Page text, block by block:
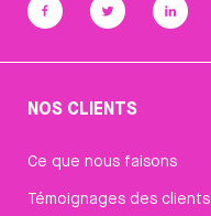
NOS CLIENTS
Ce que nous faisons
Témoignages des clients